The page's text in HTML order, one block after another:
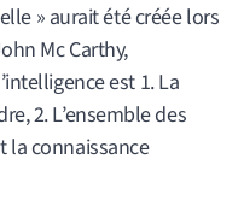
» aurait été créée lors
Mc Carthy,
est 1. La
2. L’ensemble des
la connaissance